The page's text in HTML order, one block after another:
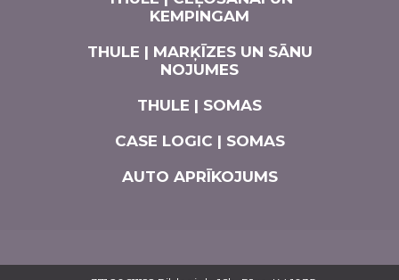
KEMPINGAM
THULE | MARĶĪZES UN SĀNU
NOJUMES
THULE | SOMAS
CASE LOGIC | SOMAS
AUTO APRĪKOJUMS